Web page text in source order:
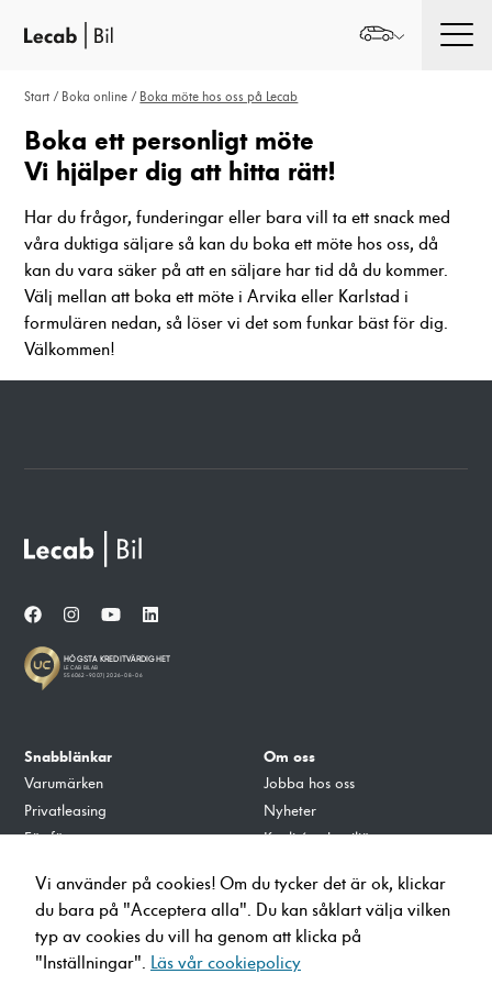
Start / Boka online / Boka möte hos oss på Lecab
Boka ett personligt möte
Vi hjälper dig att hitta rätt!
Har du frågor, funderingar eller bara vill ta ett snack med
våra duktiga säljare så kan du boka ett möte hos oss, då
kan du vara säker på att en säljare har tid då du kommer.
Välj mellan att boka ett möte i Arvika eller Karlstad i
formulären nedan, så löser vi det som funkar bäst för dig.
Välkommen!
Snabblänkar
Varumärken
Privatleasing
För företag
Verkstad
Ladda på Lecab
Om oss
Jobba hos oss
Nyheter
Kvalité och miljö
Vi använder på cookies! Om du tycker det är ok, klickar
du bara på "Acceptera alla". Du kan såklart välja vilken
typ av cookies du vill ha genom att klicka på
"Inställningar". Läs vår cookiepolicy
behövs för att
hemsidan över
huvud taget
Statistik
För att vi ska
kunna